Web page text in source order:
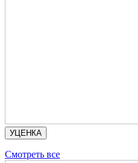
УЦЕНКА
Смотреть все